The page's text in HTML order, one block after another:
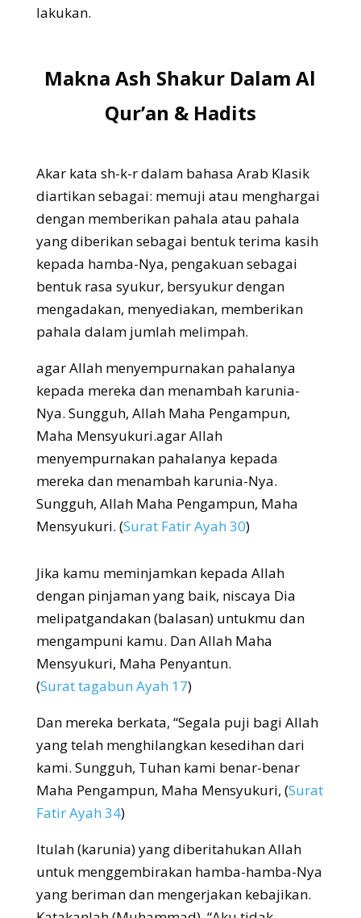
lakukan.
Makna Ash Shakur Dalam Al
Qur’an & Hadits
Akar kata sh-k-r dalam bahasa Arab Klasik
diartikan sebagai: memuji atau menghargai
dengan memberikan pahala atau pahala
yang diberikan sebagai bentuk terima kasih
kepada hamba-Nya, pengakuan sebagai
bentuk rasa syukur, bersyukur dengan
mengadakan, menyediakan, memberikan
pahala dalam jumlah melimpah.
agar Allah menyempurnakan pahalanya
kepada mereka dan menambah karunia-
Nya. Sungguh, Allah Maha Pengampun,
Maha Mensyukuri.agar Allah
menyempurnakan pahalanya kepada
mereka dan menambah karunia-Nya.
Sungguh, Allah Maha Pengampun, Maha
Mensyukuri. (Surat Fatir Ayah 30)
Jika kamu meminjamkan kepada Allah
dengan pinjaman yang baik, niscaya Dia
melipatgandakan (balasan) untukmu dan
mengampuni kamu. Dan Allah Maha
Mensyukuri, Maha Penyantun.
(Surat tagabun Ayah 17)
Dan mereka berkata, “Segala puji bagi Allah
yang telah menghilangkan kesedihan dari
kami. Sungguh, Tuhan kami benar-benar
Maha Pengampun, Maha Mensyukuri, (Surat
Fatir Ayah 34)
Itulah (karunia) yang diberitahukan Allah
untuk menggembirakan hamba-hamba-Nya
yang beriman dan mengerjakan kebajikan.